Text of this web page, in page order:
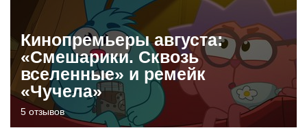
Кинопремьеры августа:
«Смешарики. Сквозь
вселенные» и ремейк
«Чучела»
5 отзывов